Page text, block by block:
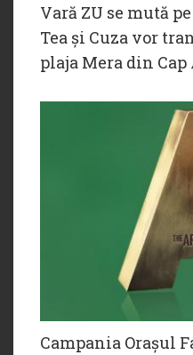
Vară ZU se mută
Tea și Cuza vor
plaja Mera din Cap
Campania Orașul